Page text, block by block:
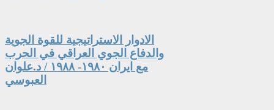
الادوار الاستراتيجية للقوة الجوية
والدفاع الجوي العراقي في الحرب
مع ايران ١٩٨٠- ١٩٨٨ / د.علوان
العبوسي